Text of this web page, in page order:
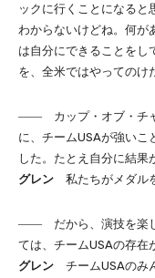
ックに行くことになると
わからないけどね。何が
は自分にできることをし
を、全米ではやってのけ
―― カップ・オブ・チャ
に、チームUSAが強いこ
した。たとえ自分に結果
グレン 私たちがメダル
―― だから、演技を楽し
ては、チームUSAの存在
グレン チームUSAのみ